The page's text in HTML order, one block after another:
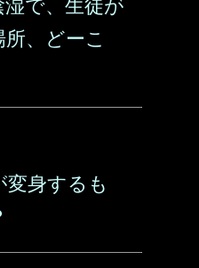
で、生徒が
、どーこ
身するも